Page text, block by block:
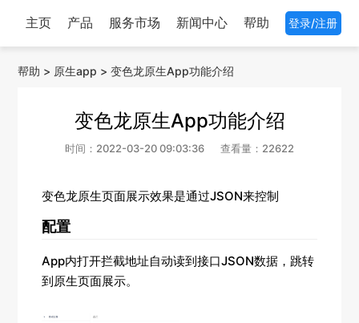
主页 产品 服务市场 新闻中心 帮助 登录/注册
帮助 > 原生app >变色龙原生App功能介绍
变色龙原生App功能介绍
时间：2022-03-20 09:03:36 查看量：22622
变色龙原生页面展示效果是通过JSON来控制
配置
App内打开拦截地址自动读到接口JSON数据，跳转
到原生页面展示。